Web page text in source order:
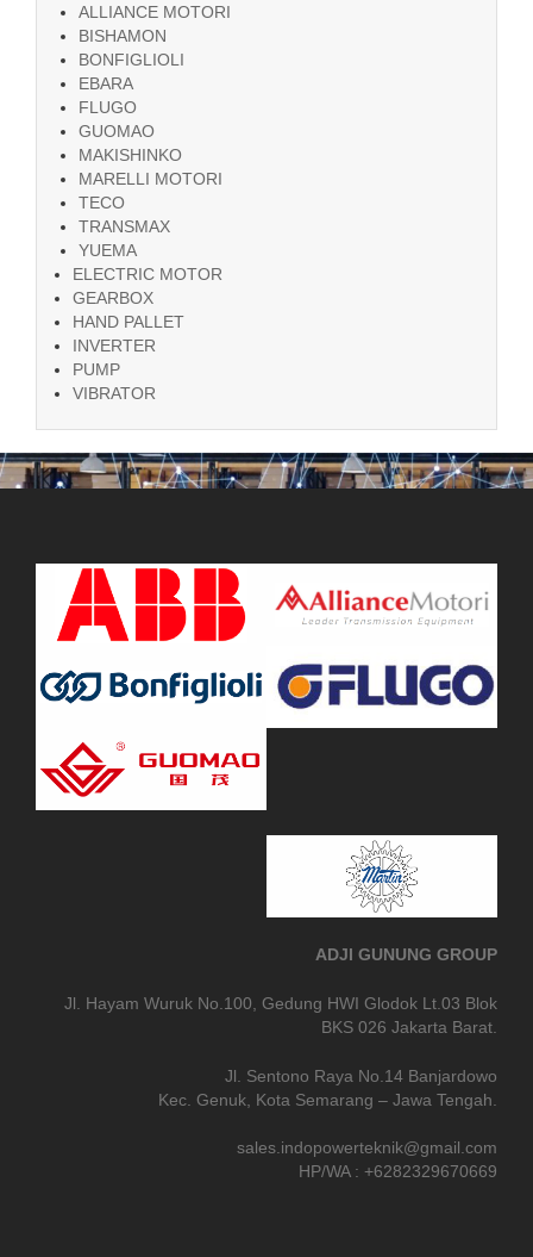
ALLIANCE MOTORI
BISHAMON
BONFIGLIOLI
EBARA
FLUGO
GUOMAO
MAKISHINKO
MARELLI MOTORI
TECO
TRANSMAX
YUEMA
ELECTRIC MOTOR
GEARBOX
HAND PALLET
INVERTER
PUMP
VIBRATOR
ADJI GUNUNG GROUP
Jl. Hayam Wuruk No.100, Gedung HWI Glodok Lt.03 Blok
BKS 026 Jakarta Barat.
Jl. Sentono Raya No.14 Banjardowo
Kec. Genuk, Kota Semarang – Jawa Tengah.
sales.indopowerteknik@gmail.com
HP/WA : +6282329670669